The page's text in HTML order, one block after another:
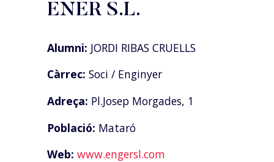
ENER S.L.
Alumni: JORDI RIBAS CRUELLS
Càrrec: Soci / Enginyer
Adreça: Pl.Josep Morgades, 1
Població: Mataró
Web: www.engersl.com